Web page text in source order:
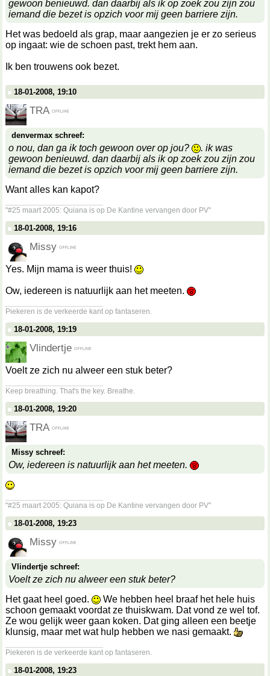
gewoon benieuwd. dan daarbij als ik op zoek zou zijn zou
iemand die bezet is opzich voor mij geen barriere zijn.
Het was bedoeld als grap, maar aangezien je er zo serieus
op ingaat: wie de schoen past, trekt hem aan.
Ik ben trouwens ook bezet.
18-01-2008, 19:10
TRA
denvermax schreef:
o nou, dan ga ik toch gewoon over op jou?
. ik was
gewoon benieuwd. dan daarbij als ik op zoek zou zijn zou
iemand die bezet is opzich voor mij geen barriere zijn.
Want alles kan kapot?
"#25 maart 2005: Quiana is op De Kantine vervangen door PV"
18-01-2008, 19:16
Missy
Yes. Mijn mama is weer thuis!
Ow, iedereen is natuurlijk aan het meeten.
Piekeren is de verkeerde kant op fantaseren.
18-01-2008, 19:19
Vlindertje
Voelt ze zich nu alweer een stuk beter?
Keep breathing. That's the key. Breathe.
18-01-2008, 19:20
TRA
Missy schreef:
Ow, iedereen is natuurlijk aan het meeten.
"#25 maart 2005: Quiana is op De Kantine vervangen door PV"
18-01-2008, 19:23
Missy
Vlindertje schreef:
Voelt ze zich nu alweer een stuk beter?
Het gaat heel goed.
We hebben heel braaf het hele huis
schoon gemaakt voordat ze thuiskwam. Dat vond ze wel tof.
Ze wou gelijk weer gaan koken. Dat ging alleen een beetje
klunsig, maar met wat hulp hebben we nasi gemaakt.
Piekeren is de verkeerde kant op fantaseren.
18-01-2008, 19:23